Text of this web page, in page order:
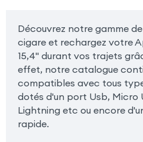
Découvrez notre gamme
cigare et rechargez votre
15,4" durant vos trajets
effet, notre catalogue
compatibles avec tous
dotés d'un port Usb, Micro
Lightning etc ou encore
rapide.